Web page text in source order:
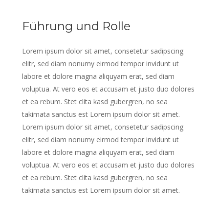
Führung und Rolle
Lorem ipsum dolor sit amet, consetetur sadipscing
elitr, sed diam nonumy eirmod tempor invidunt ut
labore et dolore magna aliquyam erat, sed diam
voluptua. At vero eos et accusam et justo duo dolores
et ea rebum. Stet clita kasd gubergren, no sea
takimata sanctus est Lorem ipsum dolor sit amet.
Lorem ipsum dolor sit amet, consetetur sadipscing
elitr, sed diam nonumy eirmod tempor invidunt ut
labore et dolore magna aliquyam erat, sed diam
voluptua. At vero eos et accusam et justo duo dolores
et ea rebum. Stet clita kasd gubergren, no sea
takimata sanctus est Lorem ipsum dolor sit amet.